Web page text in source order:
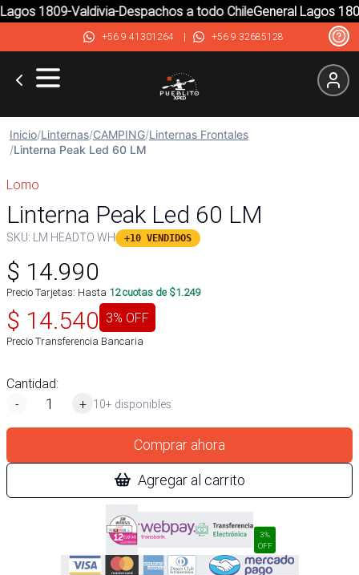
1809-Valdivia-Despachos a todo ChileGeneral Lagos
+56 9 41301264| +56 9 32685128
Inicio/Linternas/CAMPING/Linternas Frontales
/Linterna Peak Led 60 LM
Lomo
Linterna Peak Led 60 LM
SKU: LM HEADTO WH +10 VENDIDOS
$ 14.990
Precio Tarjetas: Hasta 12cuotas de $1.249
$ 14.540 3% OFF
Precio Transferencia Bancaria
Cantidad:
-
+ 10+ disponibles
Comprar ahora
Agregar al carrito
3%
OFF